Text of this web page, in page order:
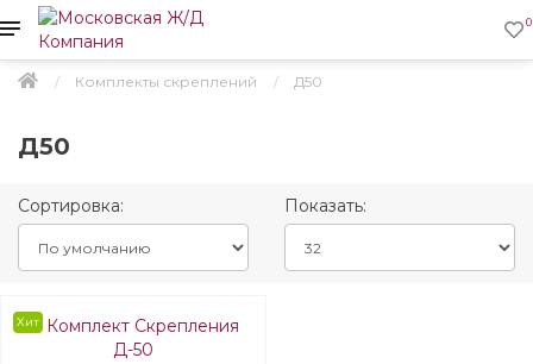
0
Комплекты скреплений Д50
Д50
Сортировка: Показать:
Хит